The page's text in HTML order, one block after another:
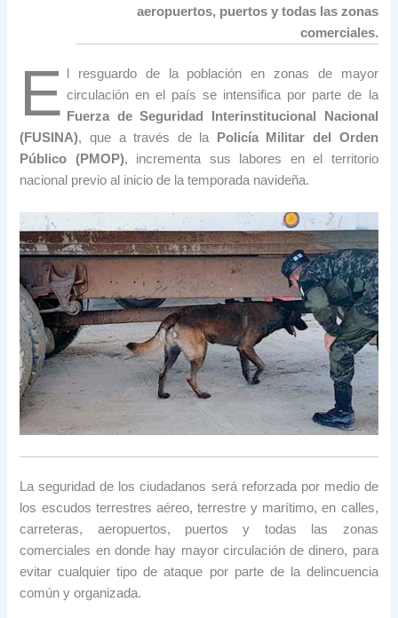
aeropuertos, puertos y todas las zonas
comerciales.
E
l resguardo de la población en zonas de mayor
circulación en el país se intensifica por parte de la
Fuerza de Seguridad Interinstitucional Nacional
(FUSINA), que a través de la
Policía Militar del Orden
Público (PMOP), incrementa sus labores en el territorio
nacional previo al inicio de la temporada navideña.
La seguridad de los ciudadanos será reforzada por medio de
los escudos terrestres aéreo, terrestre y marítimo, en calles,
carreteras, aeropuertos, puertos y todas las zonas
comerciales en donde hay mayor circulación de dinero, para
evitar cualquier tipo de ataque por parte de la delincuencia
común y organizada.